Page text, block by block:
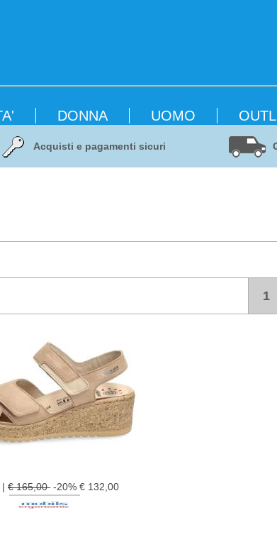
DONNA UOMO
Acquisti e pagamenti sicuri
1
|€ 165,00 -20% € 132,00